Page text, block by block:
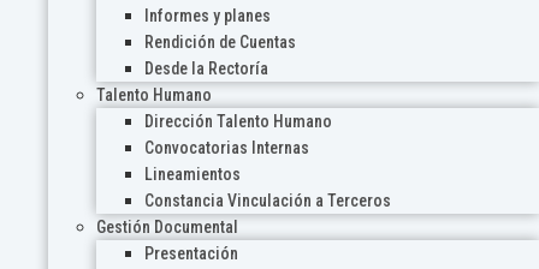
Informes y planes
Rendición de Cuentas
Desde la Rectoría
Talento Humano
Dirección Talento Humano
Convocatorias Internas
Lineamientos
Constancia Vinculación a Terceros
Gestión Documental
Presentación